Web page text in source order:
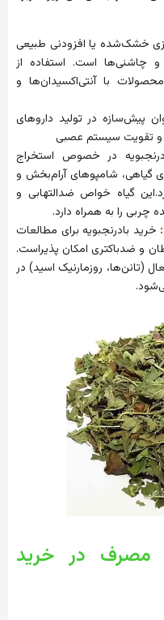
خشک‌شده یا افزودنی طبیعی
چاشنی‌ها است. استفاده از
با آنتی‌اکسیدان‌ها و
پیش‌سازه در تولید داروهای
و تقویت سیستم عصبی
در خصوص استخراج
گیاهی، شامپوهای آرام‌بخش و
گیاه خواص ضدالتهابی و
را به همراه دارد.
خرید بادرنجبویه برای مطالعات
و ضدباکتری امکان پذیراست.
(تانن‌ها، روزمارنیک اسید) در
مصرف در خرید